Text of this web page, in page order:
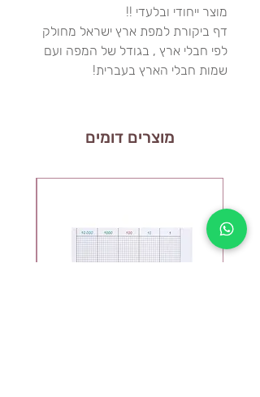
מוצר ייחודי ובלעדי !!
דף ביקורת למפת ארץ ישראל מחולק
לפי חבלי ארץ , בגודל של המפה ועם
שמות חבלי הארץ בעברית!
מוצרים דומים